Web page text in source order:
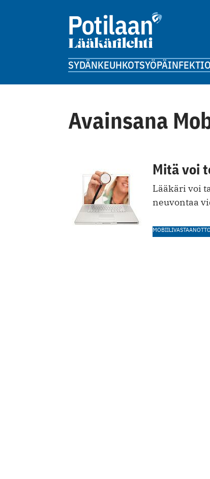
SYDÄNKEUHKOTSYÖPÄ
Avainsana
Mitä voi
Lääkäri voi
neuvontaa
MOBIILIVASTAANOTTO